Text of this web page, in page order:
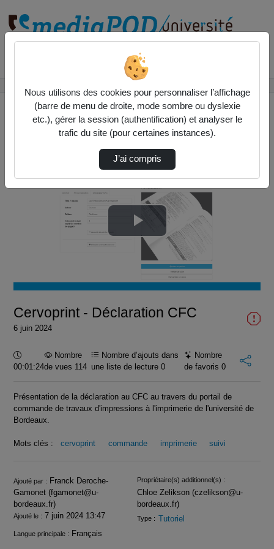
Lire
la
vidéo
Cervoprint - Déclaration CFC
6 juin 2024
Durée :
00:01:24
Nombre
de vues 114
Nombre d’ajouts dans
une liste de lecture0
Nombre
de favoris 0
Présentation de la déclaration au CFC au travers du portail de
commande de travaux d'impressions à l'imprimerie de l'université de
Bordeaux.
Mots clés : cervoprint commande imprimerie suivi
Infos
Ajouté par : Franck Deroche-
Gamonet (fgamonet@u-
bordeaux.fr)
Propriétaire(s) additionnel(s) :
Chloe Zelikson (czelikson@u-
bordeaux.fr)
Ajouté le : 7 juin 2024 13:47 Type : Tutoriel
Langue principale : Français
Nous utilisons des cookies pour personnaliser l’affichage
(barre de menu de droite, mode sombre ou dyslexie
etc.), gérer la session (authentification) et analyser le
trafic du site (pour certaines instances).
J’ai compris